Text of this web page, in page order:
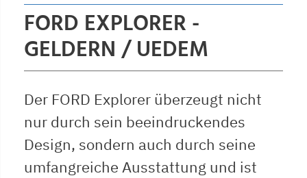
FORD EXPLORER -
GELDERN / UEDEM
Der FORD Explorer überzeugt nicht
nur durch sein beeindruckendes
Design, sondern auch durch seine
umfangreiche Ausstattung und ist